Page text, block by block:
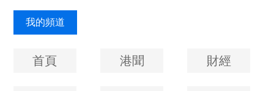
我的頻道
首頁 港聞 財經